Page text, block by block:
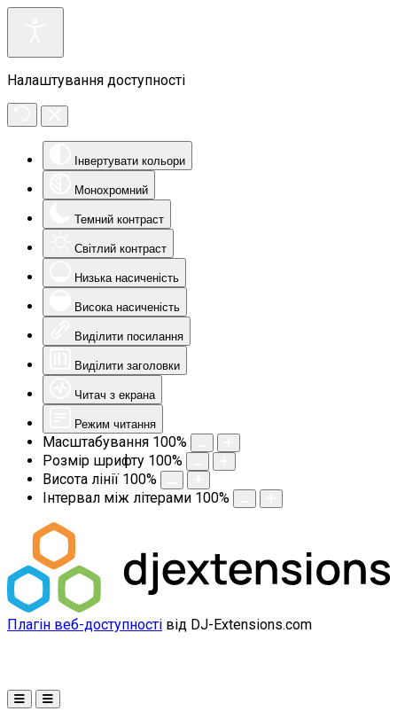
Налаштування доступності
Інвертувати кольори
Монохромний
Темний контраст
Світлий контраст
Низька насиченість
Висока насиченість
Виділити посилання
Виділити заголовки
Читач з екрана
Режим читання
Масштабування 100%
Розмір шрифту 100%
Висота лінії 100%
Інтервал між літерами 100%
Плагін веб-доступності від DJ-Extensions.com